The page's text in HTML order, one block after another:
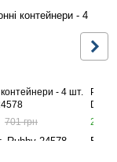
контейнери - 4 шт.
701 грн
Руль
2 899